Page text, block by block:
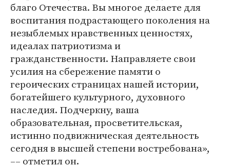
благо Отечества. Вы многое делаете для
воспитания подрастающего поколения на
незыблемых нравственных ценностях,
идеалах патриотизма и
гражданственности. Направляете свои
усилия на сбережение памяти о
героических страницах нашей истории,
богатейшего культурного, духовного
наследия. Подчеркну, ваша
образовательная, просветительская,
истинно подвижническая деятельность
сегодня в высшей степени востребована»,
–– отметил он.